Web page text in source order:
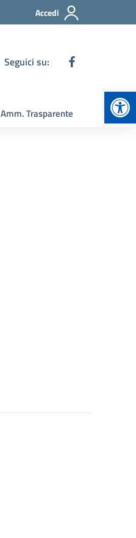
Accedi
Seguici su:
Amm. Trasparente